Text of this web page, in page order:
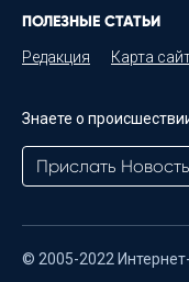
ПОЛЕЗНЫЕ СТАТЬИ
Редакция Карта
Знаете о
Прислать Новость
© 2005-2022